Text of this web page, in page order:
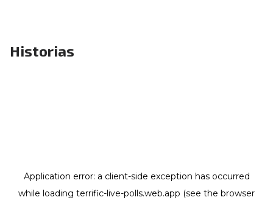
Historias